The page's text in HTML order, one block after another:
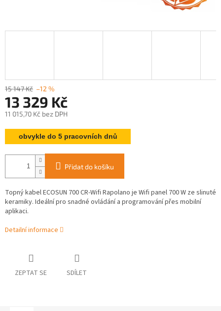
15 147 Kč –12 %
13 329 Kč
11 015,70 Kč bez DPH
Měrná
cena:obvykle do 5 pracovních dnů
Přidat do košíku
Topný kabel ECOSUN 700 CR-Wifi Rapolano je Wifi panel 700 W ze slinuté
keramiky. Ideální pro snadné ovládání a programování přes mobilní
aplikaci.
Detailní informace
ZEPTAT SE SDÍLET